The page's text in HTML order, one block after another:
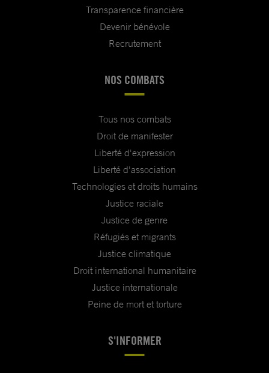
Transparence financière
Devenir bénévole
Recrutement
NOS COMBATS
Tous nos combats
Droit de manifester
Liberté d'expression
Liberté d'association
Technologies et droits humains
Justice raciale
Justice de genre
Réfugiés et migrants
Justice climatique
Droit international humanitaire
Justice internationale
Peine de mort et torture
S'INFORMER